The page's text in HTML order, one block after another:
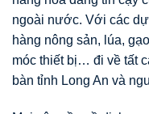
ngoài nước. Với các
hàng nông sản, lúa,
móc thiết bị… đi về tất
bàn tỉnh Long An và